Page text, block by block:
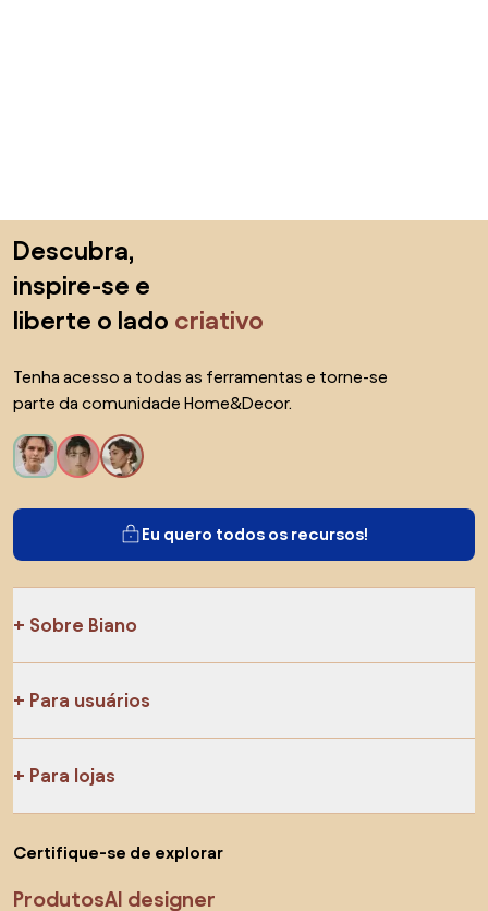
Descubra,
inspire-se e
liberte o lado criativo
Tenha acesso a todas as ferramentas e torne-se
parte da comunidade Home&Decor.
Eu quero todos os recursos!
Sobre Biano
Para usuários
Para lojas
Certifique-se de explorar
ProdutosAI designer